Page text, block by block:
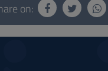
on: